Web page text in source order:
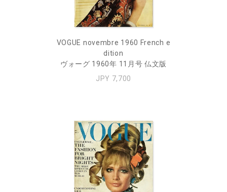
VOGUE novembre 1960 French e
dition
ヴォーグ 1960年 11月号 仏文版
JPY 7,700